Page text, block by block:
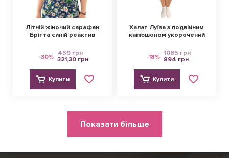
Літній жіночий сарафан
Брітта синій реактив
-30% 459 грн
321,30 грн
Купити
Халат Луїза з подвійним
капюшоном укорочений
-18% 1085 грн
894 грн
Купити
Показати більше